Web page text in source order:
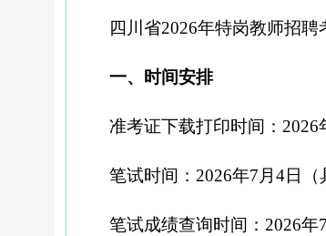
四川省2026年特岗教师招聘
一、时间安排
准考证下载打印时间： 2026
笔试时间： 2026年7月4日
笔试成绩查询时间： 2026年